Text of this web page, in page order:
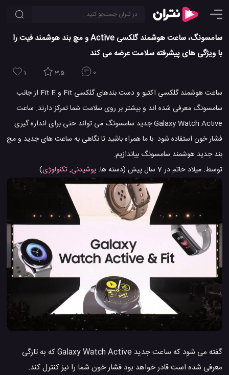
سامسونگ، ساعت هوشمند گلکسی Active و مچ بند هوشمند فیت را
با ویژگی های پیشرفته سلامت عرضه می کند
1 3.5 0
ساعت هوشمند گلکسی اکتیو و دست بندهای گلکسی Fit و Fit E از جانب
سامسونگ معرفی شده اند و بیشتر بر روی سلامت شما تمرکز دارند. ساعت
Galaxy Watch Active جدید سامسونگ می تواند حتی برای اندازه گیری
فشار خون استفاده شود. با ما همراه باشید تا نگاهی به ساعت های جدید و مچ
بند جدید هوشمند سامسونگ بیاندازیم.
توسط: میلاد حاتمدر7 سال پیش (دسته ها: پوشیدنی,تکنولوژی)
گفته می شود که ساعت جدید Galaxy Watch Active که به تازگی
معرفی شده است قادر خواهد بود فشار خون شما را نیز کنترل کند.